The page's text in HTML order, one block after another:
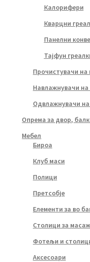
Калорифери
Кварцни
Панелни
Тајфун
Прочистувачи на
Навлажнувачи
Одвлажнувачи на
Опрема за двор,
Мебел
Бироа
Клуб маси
Полици
Претсобје
Елементи за во
Столици за
Фотељи и
Аксесоари